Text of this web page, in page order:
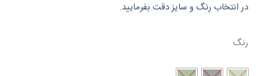
در انتخاب رنگ و سایز دقت بفرمایید.
رنگ